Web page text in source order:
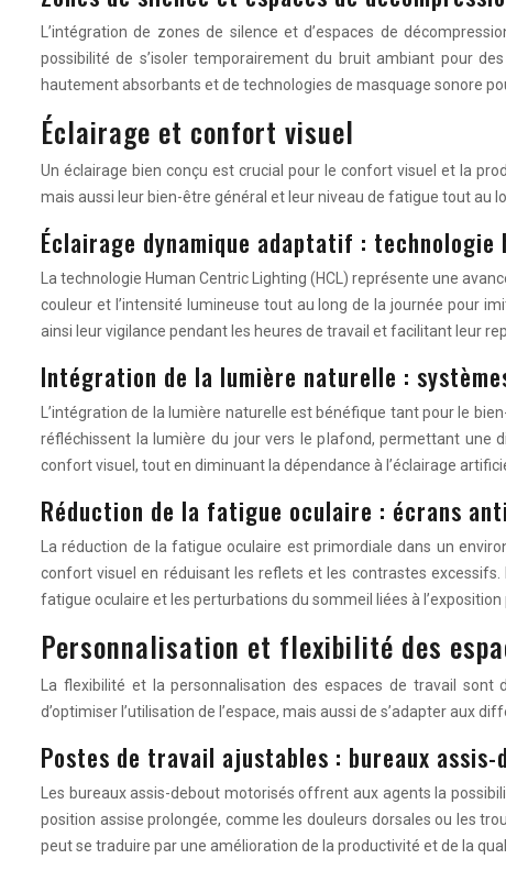
L’intégration de zones de silence et d’espaces de
possibilité de s’isoler temporairement du bruit ambiant pour
hautement absorbants et de technologies de masquage sonore
Éclairage et confort visuel
Un éclairage bien conçu est crucial pour le confort visuel et la
mais aussi leur bien-être général et leur niveau de fatigue tout au
Éclairage dynamique adaptatif :
La technologie Human Centric Lighting (HCL) représente une
couleur et l’intensité lumineuse tout au long de la journée pour
ainsi leur vigilance pendant les heures de travail et facilitant leur
Intégration de la lumière naturelle :
L’intégration de la lumière naturelle est bénéfique tant pour le
réfléchissent la lumière du jour vers le plafond, permettant une
confort visuel, tout en diminuant la dépendance à l’éclairage
Réduction de la fatigue oculaire : écrans
La réduction de la fatigue oculaire est primordiale dans un
confort visuel en réduisant les reflets et les contrastes
fatigue oculaire et les perturbations du sommeil liées à
Personnalisation et flexibilité des
La flexibilité et la personnalisation des espaces de travail sont
d’optimiser l’utilisation de l’espace, mais aussi de s’adapter aux
Postes de travail ajustables : bureaux
Les bureaux assis-debout motorisés offrent aux agents la
position assise prolongée, comme les douleurs dorsales ou les
peut se traduire par une amélioration de la productivité et de la